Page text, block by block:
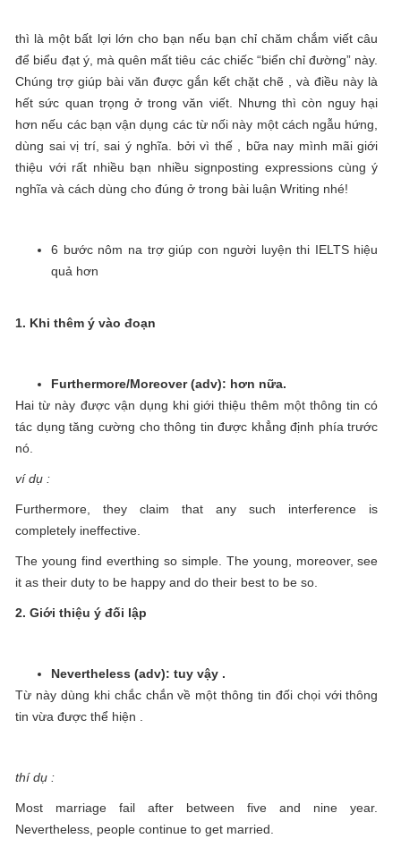
thì là một bất lợi lớn cho bạn nếu bạn chỉ chăm chắm viết câu
để biểu đạt ý, mà quên mất tiêu các chiếc “biển chỉ đường” này.
Chúng trợ giúp bài văn được gắn kết chặt chẽ , và điều này là
hết sức quan trọng ở trong văn viết. Nhưng thì còn nguy hại
hơn nếu các bạn vận dụng các từ nối này một cách ngẫu hứng,
dùng sai vị trí, sai ý nghĩa. bởi vì thế , bữa nay mình mãi giới
thiệu với rất nhiều bạn nhiều signposting expressions cùng ý
nghĩa và cách dùng cho đúng ở trong bài luận Writing nhé!
6 bước nôm na trợ giúp con người luyện thi IELTS hiệu
quả hơn
1. Khi thêm ý vào đoạn
Furthermore/Moreover (adv): hơn nữa.
Hai từ này được vận dụng khi giới thiệu thêm một thông tin có
tác dụng tăng cường cho thông tin được khẳng định phía trước
nó.
ví dụ :
Furthermore, they claim that any such interference is
completely ineffective.
The young find everthing so simple. The young, moreover, see
it as their duty to be happy and do their best to be so.
2. Giới thiệu ý đối lập
Nevertheless (adv): tuy vậy .
Từ này dùng khi chắc chắn về một thông tin đối chọi với thông
tin vừa được thể hiện .
thí dụ :
Most marriage fail after between five and nine year.
Nevertheless, people continue to get married.